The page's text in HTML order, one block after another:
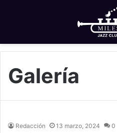
Galería
Redacción 13 marzo, 2024 0